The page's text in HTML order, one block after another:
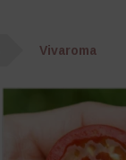
Vivaroma